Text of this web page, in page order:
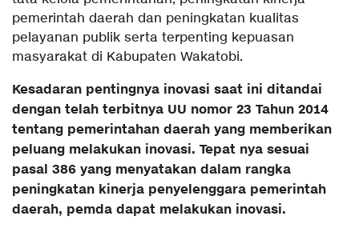
pemerintah daerah dan peningkatan kualitas
pelayanan publik serta terpenting kepuasan
masyarakat di Kabupaten Wakatobi.
Kesadaran pentingnya inovasi saat ini ditandai
dengan telah terbitnya UU nomor 23 Tahun 2014
tentang pemerintahan daerah yang memberikan
peluang melakukan inovasi. Tepat nya sesuai
pasal 386 yang menyatakan dalam rangka
peningkatan kinerja penyelenggara pemerintah
daerah, pemda dapat melakukan inovasi.